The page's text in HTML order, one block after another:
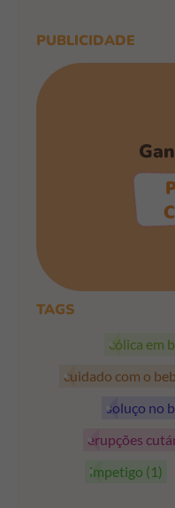
PUBLICIDADE
TAGS
cólica em
cuidado com o
soluço no
erupções
impetigo (1)